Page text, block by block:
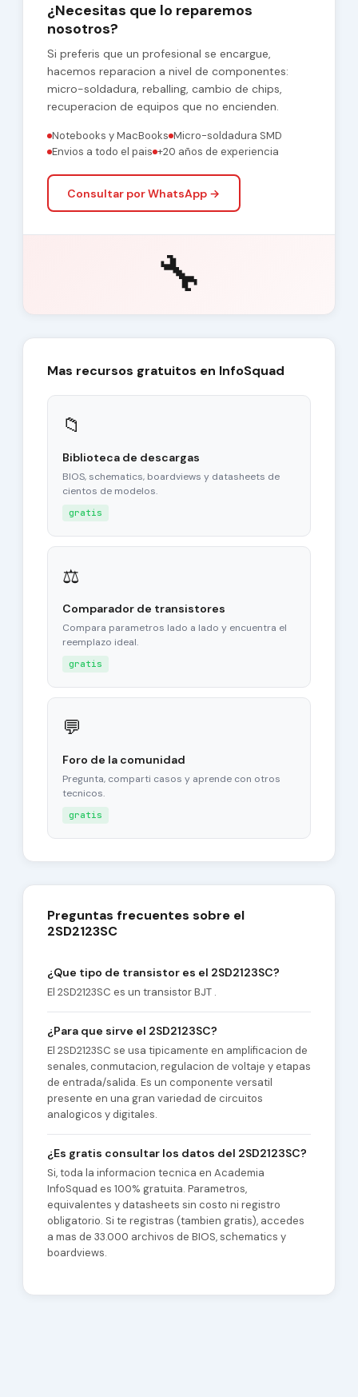
¿Necesitas que lo reparemos
nosotros?
Si preferis que un profesional se encargue,
hacemos reparacion a nivel de componentes:
micro-soldadura, reballing, cambio de chips,
recuperacion de equipos que no encienden.
Notebooks y MacBooks Micro-soldadura SMD
Envios a todo el pais +20 años de experiencia
Consultar por WhatsApp →
🔧
Mas recursos gratuitos en InfoSquad
📁
Biblioteca de descargas
BIOS, schematics, boardviews y datasheets de
cientos de modelos.
gratis
⚖
Comparador de transistores
Compara parametros lado a lado y encuentra el
reemplazo ideal.
gratis
💬
Foro de la comunidad
Pregunta, comparti casos y aprende con otros
tecnicos.
gratis
Preguntas frecuentes sobre el
2SD2123SC
¿Que tipo de transistor es el 2SD2123SC?
El 2SD2123SC es un transistor BJT .
¿Para que sirve el 2SD2123SC?
El 2SD2123SC se usa tipicamente en amplificacion de
senales, conmutacion, regulacion de voltaje y etapas
de entrada/salida. Es un componente versatil
presente en una gran variedad de circuitos
analogicos y digitales.
¿Es gratis consultar los datos del 2SD2123SC?
Si, toda la informacion tecnica en Academia
InfoSquad es 100% gratuita. Parametros,
equivalentes y datasheets sin costo ni registro
obligatorio. Si te registras (tambien gratis), accedes
a mas de 33.000 archivos de BIOS, schematics y
boardviews.